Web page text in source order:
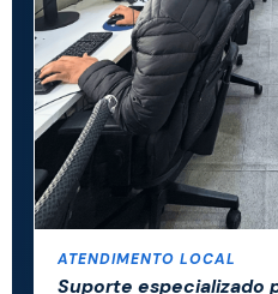
ATENDIMENTO LOCAL
Suporte especializado